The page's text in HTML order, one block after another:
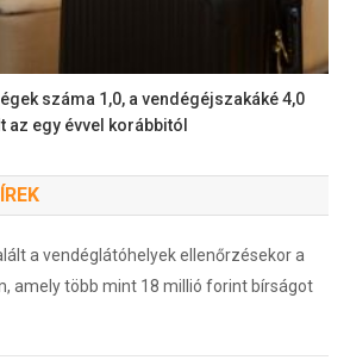
száma 1,0, a vendégéjszakáké 4,0
egy évvel korábbitól
a vendéglátóhelyek ellenőrzésekor a
amely több mint 18 millió forint bírságot